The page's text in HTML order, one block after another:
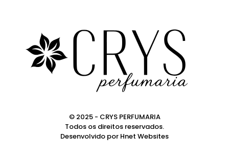
© 2025 - CRYS PERFUMARIA
Todos os direitos reservados.
Desenvolvido por Hnet Websites